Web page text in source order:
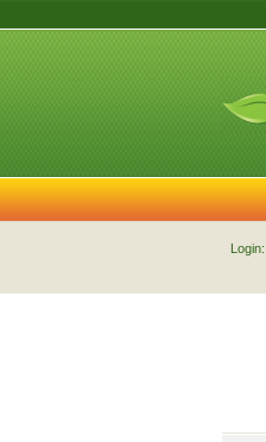
Login: